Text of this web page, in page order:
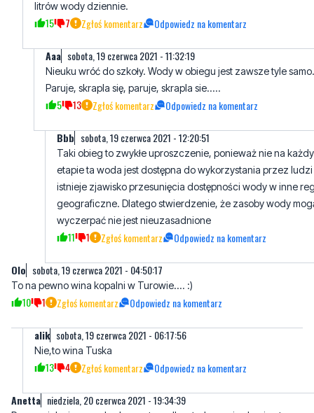
Za wodę pitną odpowiedzialni jesteśmy wszyscy. Dziś
wydobywamy wodę sprzed dziesiatek tysięcy lat i lejemy na
litrów wody dziennie.
15 7 Zgłoś komentarz Odpowiedz na komentarz
Aaa sobota, 19 czerwca 2021 - 11:32:19
Paruje, skrapla się, paruje, skrapla sie.....
5 13 Zgłoś komentarz Odpowiedz na komentarz
Bbb sobota, 19 czerwca 2021 - 12:20:51
Taki obieg to zwykłe uproszczenie, ponieważ nie na
etapie ta woda jest dostępna do wykorzystania przez
istnieje zjawisko przesunięcia dostępności wody w inne
wyczerpać nie jest nieuzasadnione
11 1 Zgłoś komentarz Odpowiedz na komentarz
To na pewno wina kopalni w Turowie.... :)
1 Zgłoś komentarz
Nie,to wina Tuska